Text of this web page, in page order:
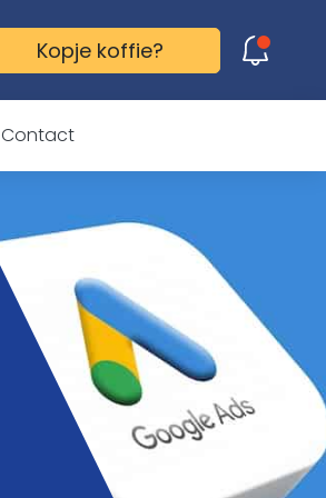
Kopje koffie?
Gefopt! Ook jij trapt erin!
doen wat je wilt. Wacht
niet langer en neem
vandaag nog contact
met ons op!
Vertel mij meer
Contact